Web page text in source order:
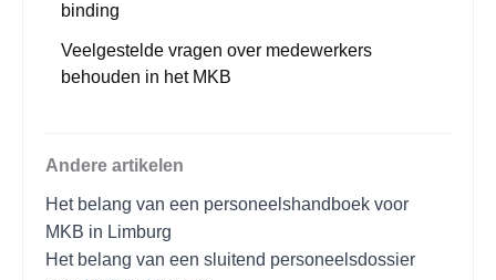
binding
Veelgestelde vragen over medewerkers
behouden in het MKB
Andere artikelen
Het belang van een personeelshandboek voor
MKB in Limburg
Het belang van een sluitend personeelsdossier